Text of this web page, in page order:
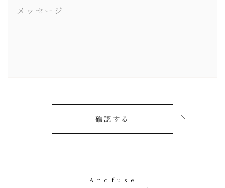
メッセージ
Andfuse